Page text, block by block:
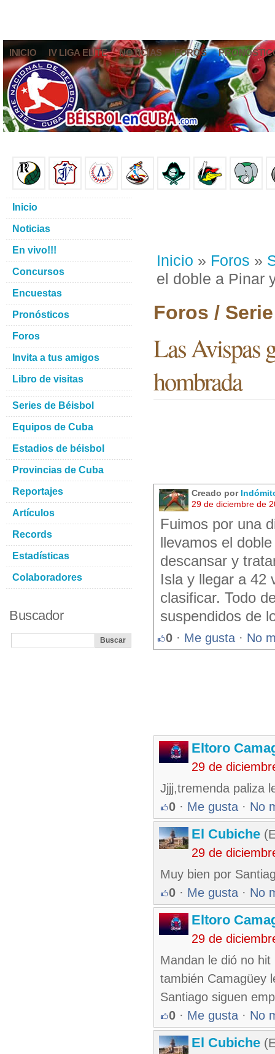
INICIO IV LIGA ELITE NOTICIAS FOROS
Inicio » Foros »
el doble a Pinar
Foros /
Las Avispas
hombrada
Creado por
29 de diciembre de
Fuimos por una
llevamos el
descansar y
Isla y llegar a 42
clasificar. Todo
suspendidos de
0 · Me gusta · No
Eltoro
29 de
Jjjj,tremenda paliza
0 · Me gusta · No
El Cubiche
29 de
Muy bien por
0 · Me gusta · No
Eltoro
29 de
Mandan le dió no
también Camagüey
Santiago siguen
0 · Me gusta · No
El Cubiche
Inicio
Noticias
En vivo!!!
Concursos
Encuestas
Pronósticos
Foros
Invita a tus amigos
Libro de visitas
Series de Béisbol
Equipos de Cuba
Estadios de béisbol
Provincias de Cuba
Reportajes
Artículos
Records
Estadísticas
Colaboradores
Buscador